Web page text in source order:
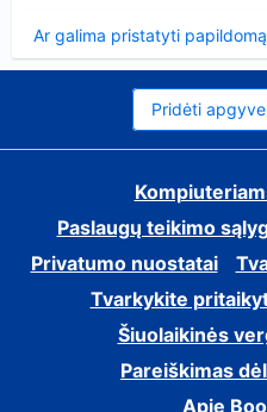
Ar galima pristatyti
Pridėti
Paslaugų teikimo
Privatumo nuostatai
Tvarkykite
Šiuolaikinės
Pareiškimas
Apie